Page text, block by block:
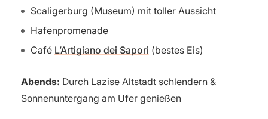
Scaligerburg (Museum) mit toller Aussicht
Hafenpromenade
Café L’Artigiano dei Sapori (bestes Eis)
Abends: Durch Lazise Altstadt schlendern &
Sonnenuntergang am Ufer genießen